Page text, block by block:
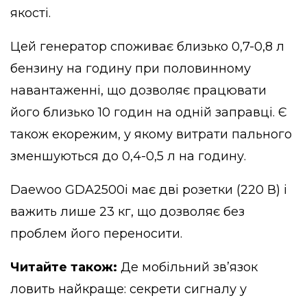
якості.
Цей генератор споживає близько 0,7-0,8 л
бензину на годину при половинному
навантаженні, що дозволяє працювати
його близько 10 годин на одній заправці. Є
також екорежим, у якому витрати пального
зменшуються до 0,4-0,5 л на годину.
Daewoo GDA2500i має дві розетки (220 В) і
важить лише 23 кг, що дозволяє без
проблем його переносити.
Читайте також: Де мобільний зв’язок
ловить найкраще: секрети сигналу у